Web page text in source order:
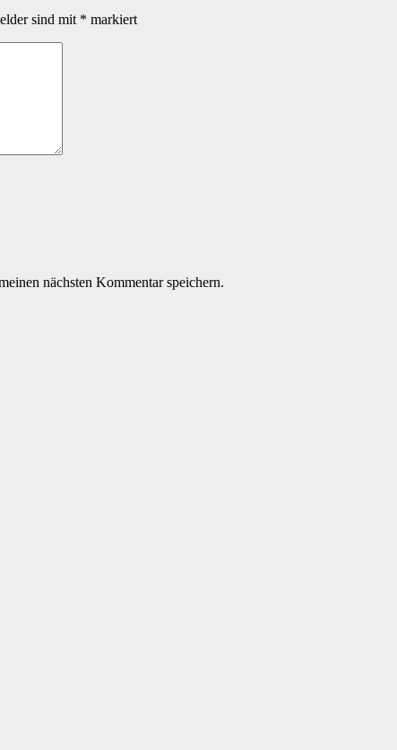
sind mit * markiert
nächsten Kommentar speichern.